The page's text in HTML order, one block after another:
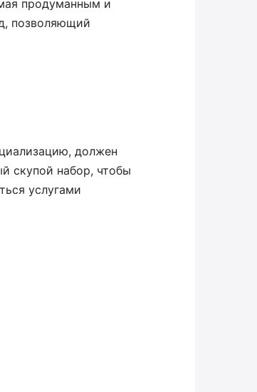
продуманным и
позволяющий
должен
скупой набор, чтобы
услугами